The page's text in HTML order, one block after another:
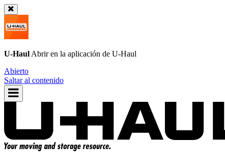
U-Haul Abrir en la aplicación de U-Haul
Abierto
Saltar al contenido